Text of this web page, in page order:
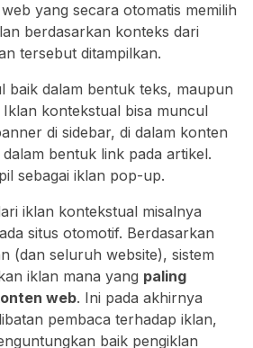
yang secara otomatis memilih
berdasarkan konteks dari
tersebut ditampilkan.
baik dalam bentuk teks, maupun
Iklan kontekstual bisa muncul
di sidebar, di dalam konten
bentuk link pada artikel.
sebagai iklan pop-up.
iklan kontekstual misalnya
situs otomotif. Berdasarkan
(dan seluruh website), sistem
iklan mana yang paling
web. Ini pada akhirnya
pembaca terhadap iklan,
baik pengiklan